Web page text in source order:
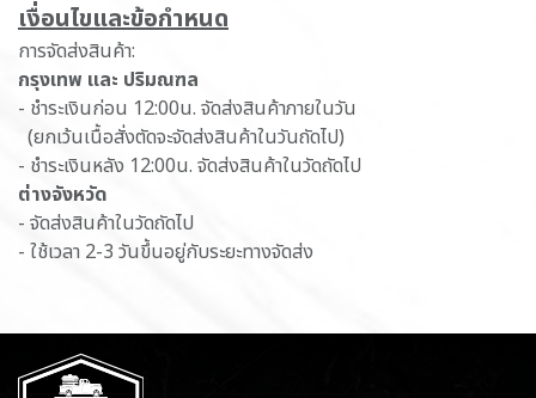
เ​งื่อนไขและข้อกำหนด
การจัดส่งสินค้า:
กรุงเทพ และ ปริมณฑล
- ชำระเงินก่อน 12:00น. จัดส่งสินค้าภายในวัน
(ยกเว้นเนื้อสั่งตัดจะจัดส่งสินค้าในวันถัดไป)
- ชำระเงินหลัง 12:00น. จัดส่งสินค้าในวัดถัดไป
ต่างจังหวัด
- จัดส่งสินค้าในวัดถัดไป
- ใช้เวลา 2-3 วันขึ้นอยู่กับระยะทางจัดส่ง